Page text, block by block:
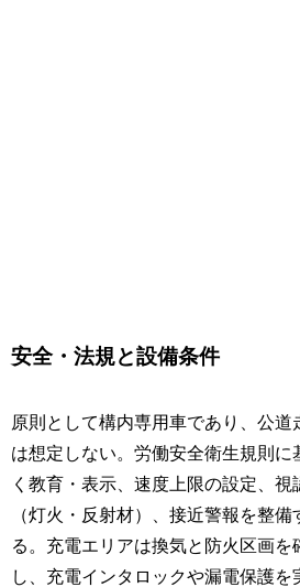
安全・法規と設備条件
原則として構内専用車であり、公道
は想定しない。労働安全衛生規則に
く教育・表示、速度上限の設定、視
（灯火・反射材）、接近警報を整備
る。充電エリアは換気と防火区画を
し、充電インタロックや漏電保護を